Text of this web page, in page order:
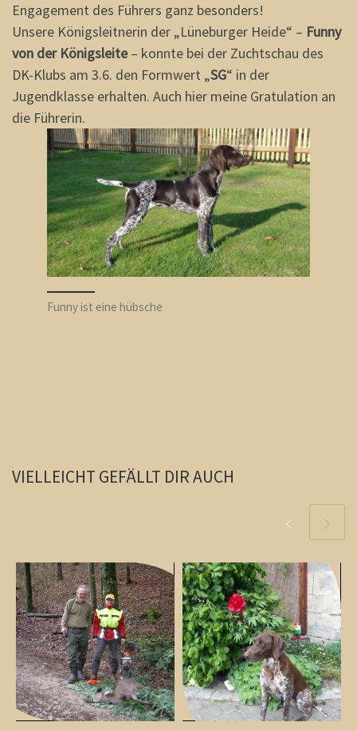
Engagement des Führers ganz besonders!
Unsere Königsleitnerin der „Lüneburger Heide“ – Funny
von der Königsleite– konnte bei der Zuchtschau des
DK-Klubs am 3.6. den Formwert „SG“ in der
Jugendklasse erhalten. Auch hier meine Gratulation an
die Führerin.
Funny ist eine hübsche
VIELLEICHT GEFÄLLT DIR AUCH